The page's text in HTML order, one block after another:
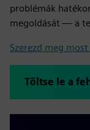
problémák
megoldását — a
Szerezd meg
Töltse le a